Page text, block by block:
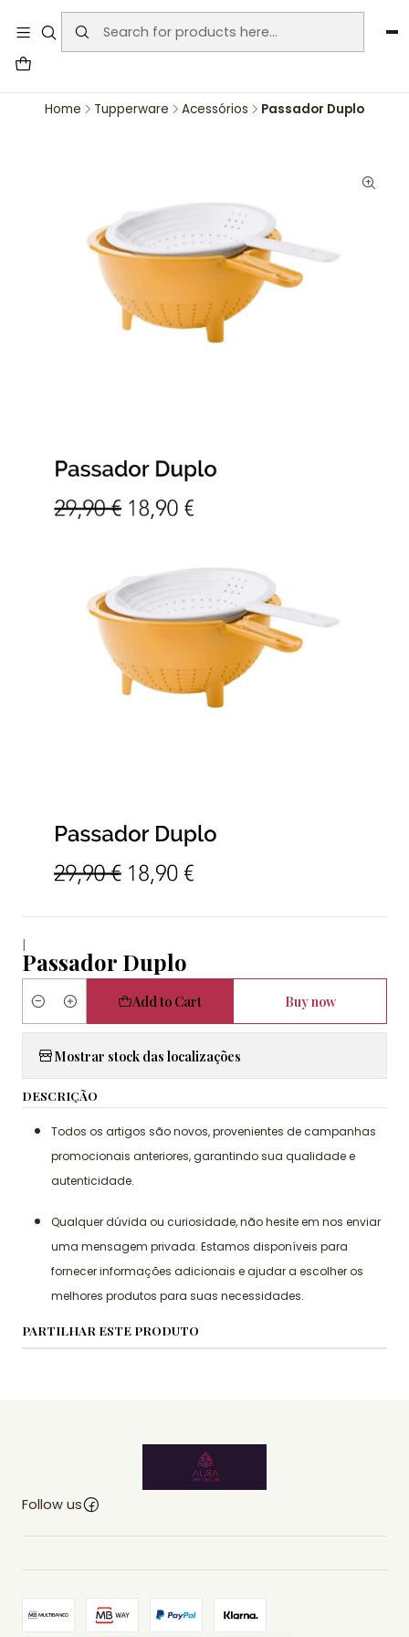
User-agent: * Allow: / Sitemap:
https://www.auraemporium.pt/sitemap.xml
Home Tupperware Acessórios Passador Duplo
|
Passador Duplo
Quantity
Add to Cart Buy now
Mostrar stock das localizações
DESCRIÇÃO
Todos os artigos são novos, provenientes de campanhas
promocionais anteriores, garantindo sua qualidade e
autenticidade.
Qualquer dúvida ou curiosidade, não hesite em nos enviar
uma mensagem privada. Estamos disponíveis para
fornecer informações adicionais e ajudar a escolher os
melhores produtos para suas necessidades.
PARTILHAR ESTE PRODUTO
Follow us